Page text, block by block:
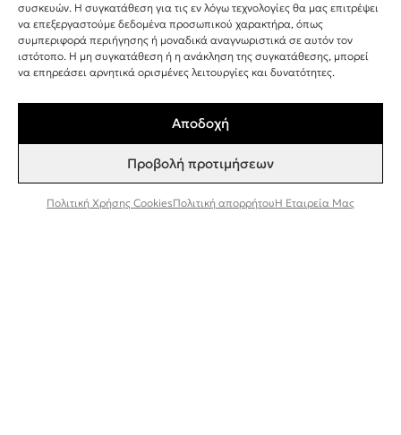
συσκευών. Η συγκατάθεση για τις εν λόγω τεχνολογίες θα μας επιτρέψει
να επεξεργαστούμε δεδομένα προσωπικού χαρακτήρα, όπως
συμπεριφορά περιήγησης ή μοναδικά αναγνωριστικά σε αυτόν τον
ιστότοπο. Η μη συγκατάθεση ή η ανάκληση της συγκατάθεσης, μπορεί
να επηρεάσει αρνητικά ορισμένες λειτουργίες και δυνατότητες.
Αποδοχή
Προβολή προτιμήσεων
Πολιτική Χρήσης CookiesΠολιτική απορρήτουΗ Εταιρεία Μας
InstagramTikTokFacebook
+30 243 107 8026
INFO@BEEFACTOR.GR
ΣΥΝΕΡΓΑΣΊΑ ΧΟΝΔΡΙΚΉ ΠΏΛΗΣΗ
ΠΟΛΙΤΙΚΉ ΑΠΟΡΡΉΤΟΥ